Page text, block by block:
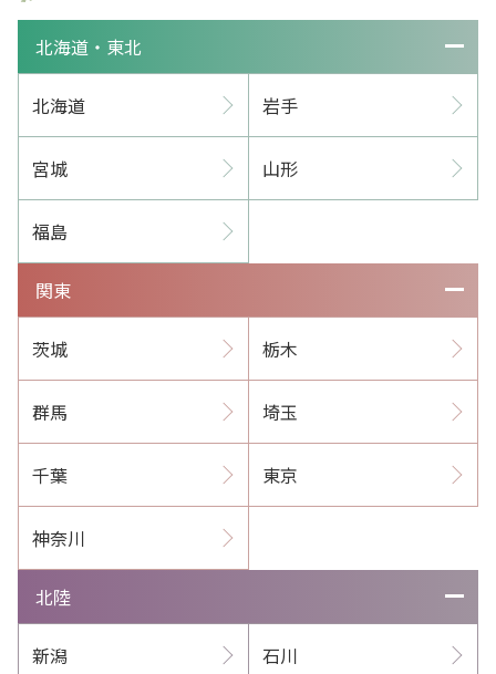
北海道・東北
北海道 岩手
宮城 山形
福島
関東
茨城 栃木
群馬 埼玉
千葉 東京
神奈川
北陸
新潟 石川